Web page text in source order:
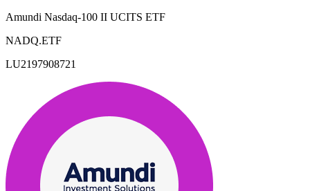
Amundi Nasdaq-100 II UCITS ETF
NADQ.ETF
LU2197908721